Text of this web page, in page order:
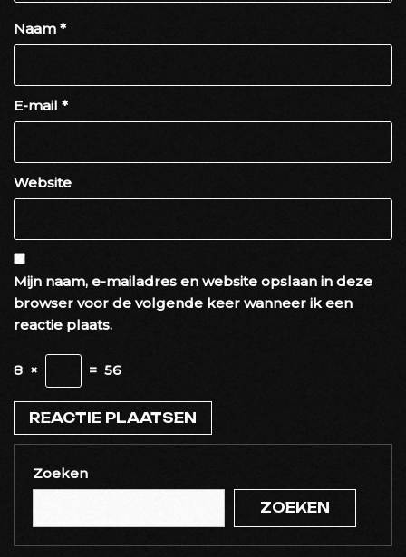
Naam *
E-mail *
Website
Mijn naam, e-mailadres en website opslaan in deze
browser voor de volgende keer wanneer ik een
reactie plaats.
8 × = 56
Zoeken
ZOEKEN